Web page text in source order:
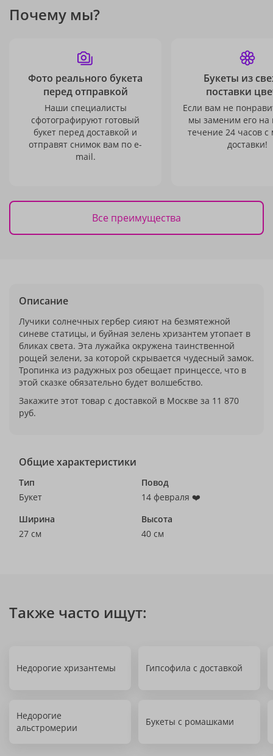
Почему мы?
Фото реального букета
перед отправкой
Наши специалисты
сфотографируют готовый
букет перед доставкой и
отправят снимок вам по e-
mail.
Букеты из
поставки
Если вам не
мы заменим его на
течение 24 часов с
доставки!
Все преимущества
Описание
Лучики солнечных гербер сияют на безмятежной
синеве статицы, и буйная зелень хризантем утопает в
бликах света. Эта лужайка окружена таинственной
рощей зелени, за которой скрывается чудесный замок.
Тропинка из радужных роз обещает принцессе, что в
этой сказке обязательно будет волшебство.
Закажите этот товар с доставкой в Москве за 11 870
руб.
Общие характеристики
Тип
Букет
Повод
14 февраля ❤️
Ширина
27 см
Высота
40 см
Также часто ищут:
Недорогие хризантемы Гипсофила с доставкой
Недорогие
альстромерии
Букеты с ромашками